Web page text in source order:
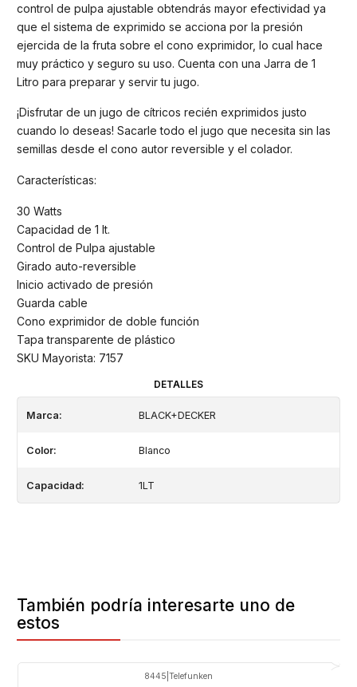
control de pulpa ajustable obtendrás mayor efectividad ya
que el sistema de exprimido se acciona por la presión
ejercida de la fruta sobre el cono exprimidor, lo cual hace
muy práctico y seguro su uso. Cuenta con una Jarra de 1
Litro para preparar y servir tu jugo.
¡Disfrutar de un jugo de cítricos recién exprimidos justo
cuando lo deseas! Sacarle todo el jugo que necesita sin las
semillas desde el cono autor reversible y el colador.
Características:
30 Watts
Capacidad de 1 lt.
Control de Pulpa ajustable
Girado auto-reversible
Inicio activado de presión
Guarda cable
Cono exprimidor de doble función
Tapa transparente de plástico
SKU Mayorista: 7157
DETALLES
Marca: BLACK+DECKER
Color: Blanco
Capacidad: 1LT
También podría interesarte uno de
estos
8445 Telefunken